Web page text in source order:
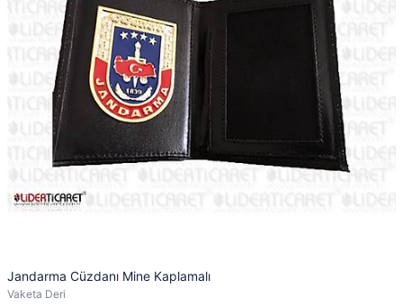
Jandarma Cüzdanı Mine Kaplamalı
Vaketa Deri